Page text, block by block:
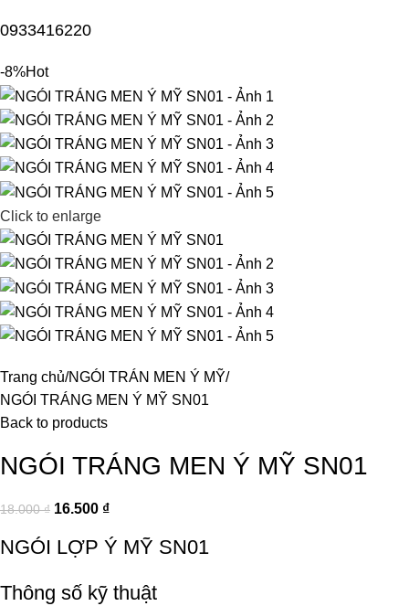
0933416220
-8%Hot
Click to enlarge
Trang chủ NGÓI TRÁN MEN Ý MỸ
NGÓI TRÁNG MEN Ý MỸ SN01
Back to products
NGÓI TRÁNG MEN Ý MỸ SN01
18.000₫ 16.500 ₫
NGÓI LỢP Ý MỸ SN01
Thông số kỹ thuật